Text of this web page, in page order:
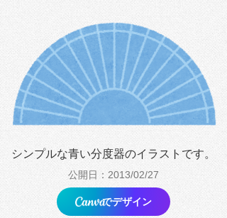
シンプルな青い分度器のイラストです。
公開日：2013/02/27
でデザイン